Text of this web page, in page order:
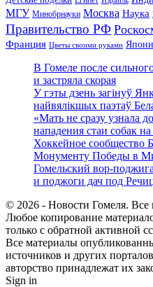
МГУ Минобрнауки Москва Наука
Правительство РФ
Франция Цветы своими руками
В Гомеле после
и застряла скорая
У гэты дзень загінуў
найвялікшых паэтаў
«Мать не сразу узнала
нападения стаи собак
Хоккейное сообщество
Монументу Победы в
Гомельский вор-
и поджоги дач под
© 2026 - Новости Гомеля.
Любое копирование
только с обратной активной
Все материалы
источников и других
авторство принадлежат их
Sign in